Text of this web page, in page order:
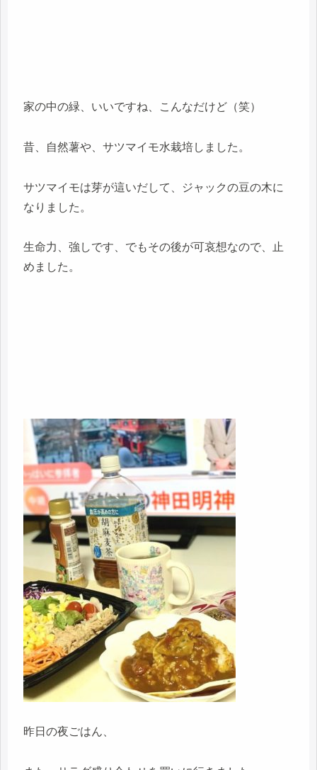
家の中の緑、いいですね、こんなだけど（笑）
昔、自然薯や、サツマイモ水栽培しました。
サツマイモは芽が這いだして、ジャックの豆の木に
なりました。
生命力、強しです、でもその後が可哀想なので、止
めました。
昨日の夜ごはん、